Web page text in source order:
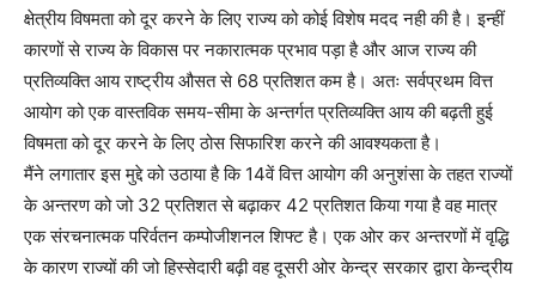
क्षेत्रीय विषमता को दूर करने के लिए राज्य को कोई विशेष मदद नही की है। इन्हीं
कारणों से राज्य के विकास पर नकारात्मक प्रभाव पड़ा है और आज राज्य की
प्रतिव्यक्ति आय राष्ट्रीय औसत से 68 प्रतिशत कम है। अतः सर्वप्रथम वित्त
आयोग को एक वास्तविक समय-सीमा के अन्तर्गत प्रतिव्यक्ति आय की बढ़ती हुई
विषमता को दूर करने के लिए ठोस सिफारिश करने की आवश्यकता है।
मैंने लगातार इस मुद्दे को उठाया है कि 14वें वित्त आयोग की अनुशंसा के तहत राज्यों
के अन्तरण को जो 32 प्रतिशत से बढ़ाकर 42 प्रतिशत किया गया है वह मात्र
एक संरचनात्मक परिर्वतन कम्पोजीशनल शिफ्ट है। एक ओर कर अन्तरणों में वृद्धि
के कारण राज्यों की जो हिस्सेदारी बढ़ी वह दूसरी ओर केन्द्र सरकार द्वारा केन्द्रीय